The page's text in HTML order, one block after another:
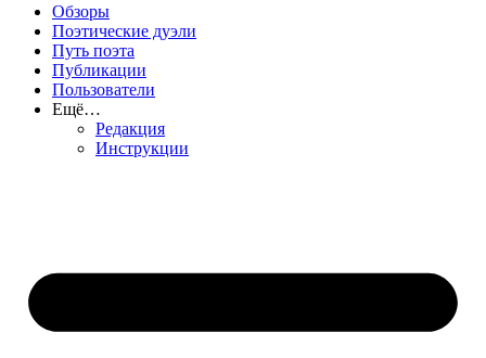
Обзоры
Поэтические дуэли
Путь поэта
Публикации
Пользователи
Ещё…
Редакция
Инструкции